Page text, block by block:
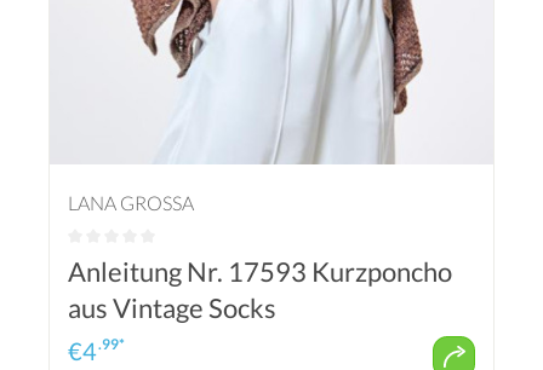
LANA GROSSA
Anleitung Nr. 17593 Kurzponcho
aus Vintage Socks
€4.99*